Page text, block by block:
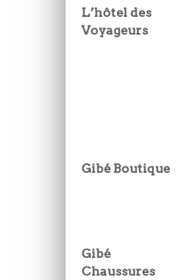
L’hôtel des
Voyageurs
Gibé Boutique
Gibé
Chaussures